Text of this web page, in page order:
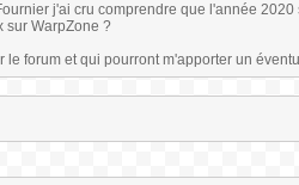
j'ai cru comprendre que l'année
sur WarpZone ?
le forum et qui pourront m'apporter un